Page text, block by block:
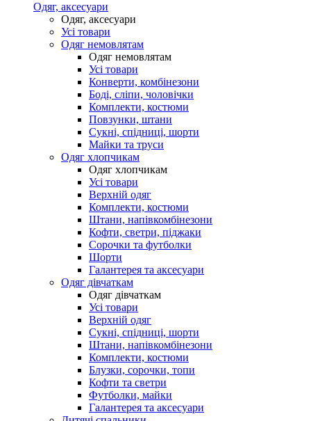
Одяг, аксесуари
Одяг, аксесуари
Усі товари
Одяг немовлятам
Одяг немовлятам
Усі товари
Конверти, комбінезони
Боді, сліпи, чоловічки
Комплекти, костюми
Повзунки, штани
Сукні, спідниці, шорти
Майки та труси
Одяг хлопчикам
Одяг хлопчикам
Усі товари
Верхній одяг
Комплекти, костюми
Штани, напівкомбінезони
Кофти, светри, піджаки
Сорочки та футболки
Шорти
Галантерея та аксесуари
Одяг дівчаткам
Одяг дівчаткам
Усі товари
Верхній одяг
Сукні, спідниці, шорти
Штани, напівкомбінезони
Комплекти, костюми
Блузки, сорочки, топи
Кофти та светри
Футболки, майки
Галантерея та аксесуари